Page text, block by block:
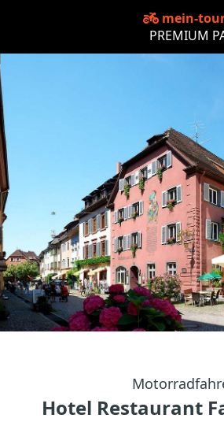
mein-
PREMIUM
Hotel Restaurant